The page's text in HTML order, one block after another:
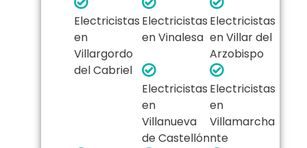
Electricistas
en
Villargordo
del Cabriel
Electricistas
en Vinalesa
Electricistas
en Villar del
Arzobispo
Electricistas
en
Villanueva
de Castellón
Electricistas
en
Villamarcha
nte